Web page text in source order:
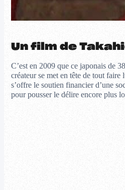
Un film de
C’est en 2009 que ce japonais de
créateur se met en tête de tout
s’offre le soutien financier d’une
pour pousser le délire encore plus